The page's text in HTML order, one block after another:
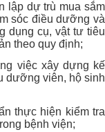
lập dự trù mua sắm
sóc điều dưỡng và
dụng cụ, vật tư tiêu
theo quy định;
việc xây dựng kế
dưỡng viên, hộ sinh
thực hiện kiểm tra
bệnh viện;